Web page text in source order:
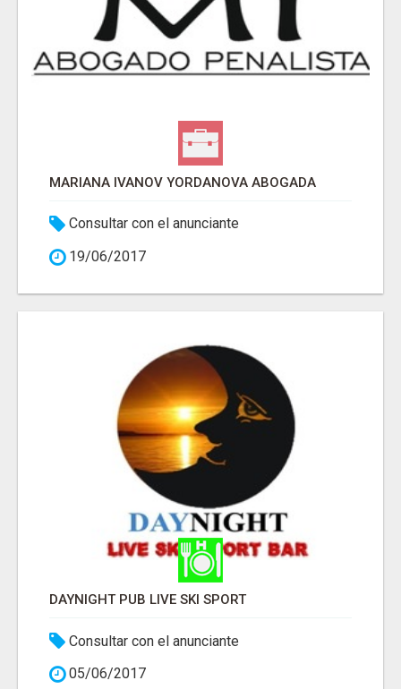
MARIANA IVANOV YORDANOVA ABOGADA
Consultar con el anunciante
19/06/2017
DAYNIGHT PUB LIVE SKI SPORT
Consultar con el anunciante
05/06/2017